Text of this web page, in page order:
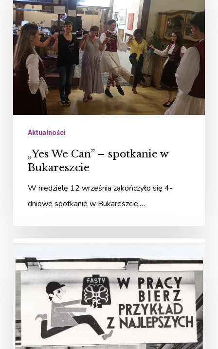
Can”
–
spotkanie
w
Bukareszcie
Aktualności
„Yes We Can” – spotkanie w
Bukareszcie
W niedzielę 12 września zakończyło się 4-
dniowe spotkanie w Bukareszcie,…
Fasty
moja
miłość